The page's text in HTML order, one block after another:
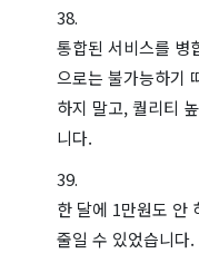
통합된 서비스를 병
으로는 불가능하기
하지 말고, 퀄리티
니다.
한 달에 1만원도 안
줄일 수 있었습니다.